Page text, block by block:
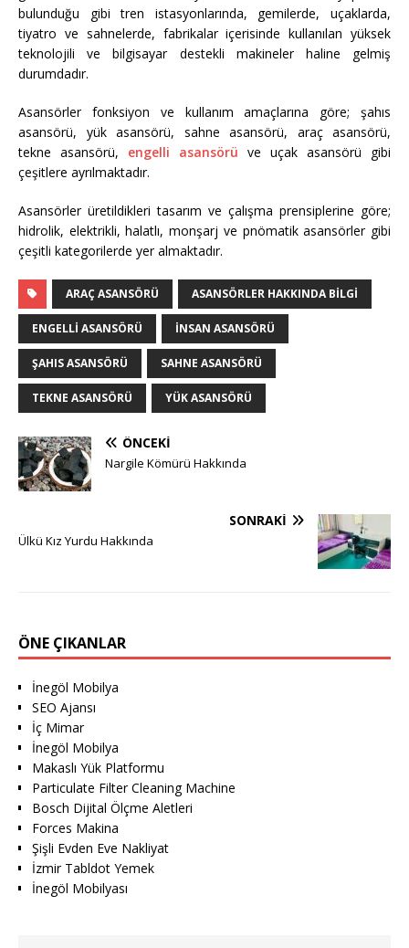
bulunduğu gibi tren istasyonlarında, gemilerde, uçaklarda,
tiyatro ve sahnelerde, fabrikalar içerisinde kullanılan yüksek
teknolojili ve bilgisayar destekli makineler haline gelmiş
durumdadır.
Asansörler fonksiyon ve kullanım amaçlarına göre; şahıs
asansörü, yük asansörü, sahne asansörü, araç asansörü,
tekne asansörü, engelli asansörü ve uçak asansörü gibi
çeşitlere ayrılmaktadır.
Asansörler üretildikleri tasarım ve çalışma prensiplerine göre;
hidrolik, elektrikli, halatlı, monşarj ve pnömatik asansörler gibi
çeşitli kategorilerde yer almaktadır.
ARAÇ ASANSÖRÜ ASANSÖRLER HAKKINDA BILGI
ENGELLI ASANSÖRÜ INSAN ASANSÖRÜ
ŞAHIS ASANSÖRÜ SAHNE ASANSÖRÜ
TEKNE ASANSÖRÜ YÜK ASANSÖRÜ
ÖNCEKI
Nargile Kömürü Hakkında
SONRAKI
Ülkü Kız Yurdu Hakkında
ÖNE ÇIKANLAR
İnegöl Mobilya
SEO Ajansı
İç Mimar
İnegöl Mobilya
Makaslı Yük Platformu
Particulate Filter Cleaning Machine
Bosch Dijital Ölçme Aletleri
Forces Makina
Şişli Evden Eve Nakliyat
İzmir Tabldot Yemek
İnegöl Mobilyası